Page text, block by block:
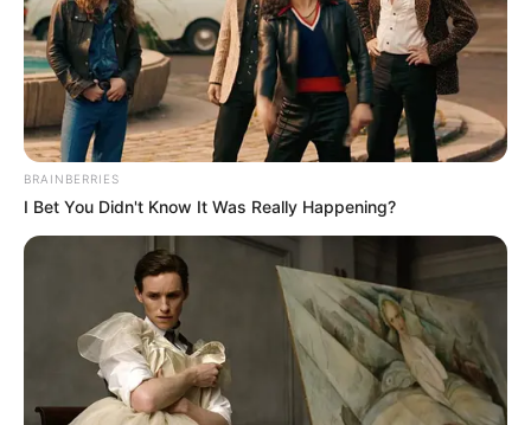
BRAINBERRIES
I Bet You Didn't Know It Was Really Happening?